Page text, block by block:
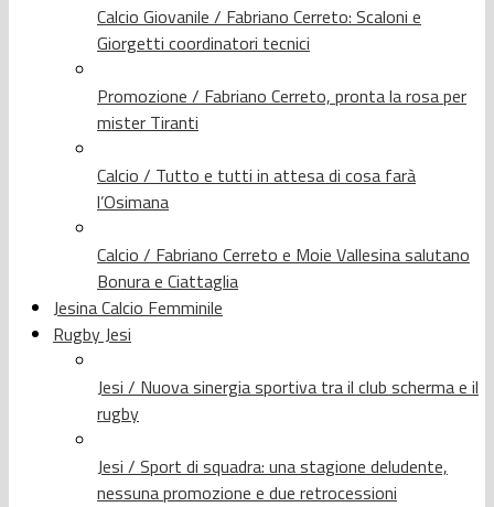
Calcio Giovanile / Fabriano Cerreto: Scaloni e
Giorgetti coordinatori tecnici
Promozione / Fabriano Cerreto, pronta la rosa per
mister Tiranti
Calcio / Tutto e tutti in attesa di cosa farà
l’Osimana
Calcio / Fabriano Cerreto e Moie Vallesina salutano
Bonura e Ciattaglia
Jesina Calcio Femminile
Rugby Jesi
Jesi / Nuova sinergia sportiva tra il club scherma e il
rugby
Jesi / Sport di squadra: una stagione deludente,
nessuna promozione e due retrocessioni